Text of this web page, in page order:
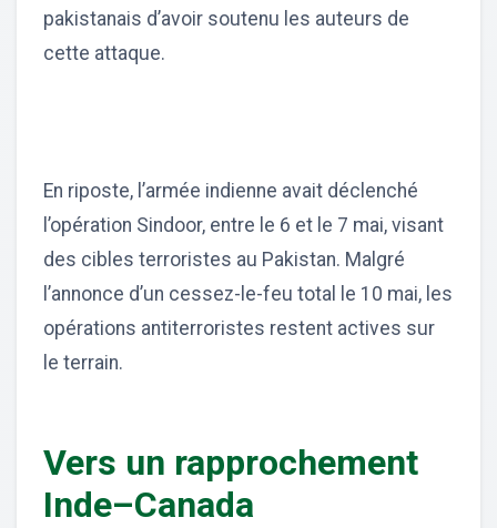
pakistanais d’avoir soutenu les auteurs de
cette attaque.
En riposte, l’armée indienne avait déclenché
l’opération Sindoor, entre le 6 et le 7 mai, visant
des cibles terroristes au Pakistan. Malgré
l’annonce d’un cessez-le-feu total le 10 mai, les
opérations antiterroristes restent actives sur
le terrain.
Vers un rapprochement
Inde–Canada